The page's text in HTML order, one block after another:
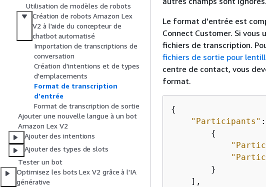
Utilisation de modèles de robots
Création de robots Amazon Lex
V2 à l'aide du concepteur de
chatbot automatisé
Importation de transcriptions de
conversation
Création d'intentions et de types
d'emplacements
Format de transcription
d'entrée
Format de transcription de sortie
Ajouter une nouvelle langue à un bot
Amazon Lex V2
Ajouter des intentions
Ajouter des types de slots
Tester un bot
Optimisez les bots Lex V2 grâce à l'IA
générative
Le format d'entrée est
Connect Customer. Si vous
fichiers de transcription.
fichiers de sortie pour
centre de contact, vous
format.
{
"Participants"
{
        }
    ],